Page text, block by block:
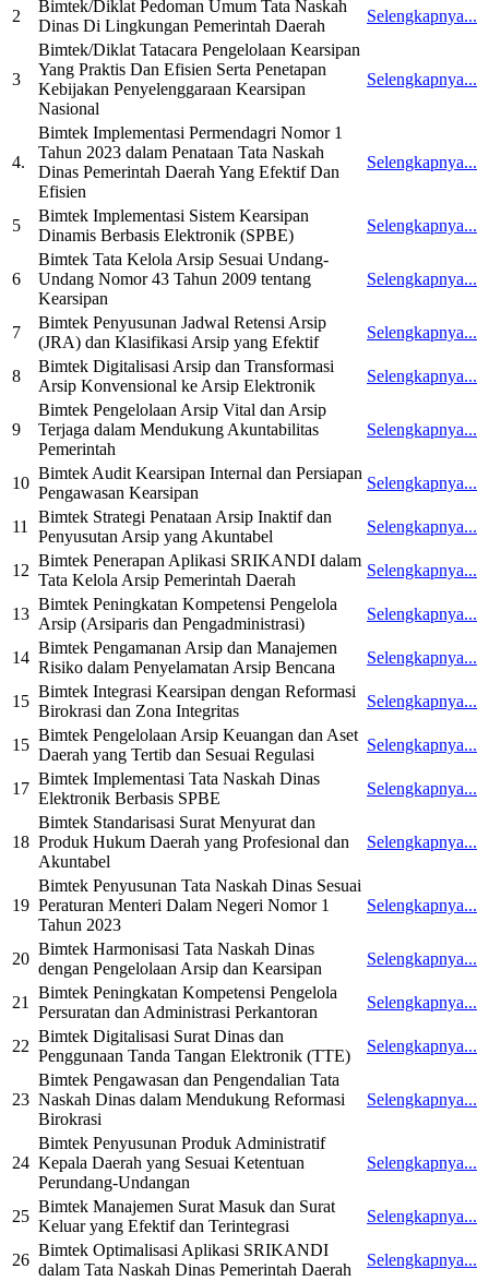
2
Bimtek/Diklat Pedoman Umum Tata Naskah
Dinas Di Lingkungan Pemerintah Daerah
Selengkapnya...
3
Bimtek/Diklat Tatacara Pengelolaan Kearsipan
Yang Praktis Dan Efisien Serta Penetapan
Kebijakan Penyelenggaraan Kearsipan
Nasional
Selengkapnya...
4.
Bimtek Implementasi Permendagri Nomor 1
Tahun 2023 dalam Penataan Tata Naskah
Dinas Pemerintah Daerah Yang Efektif Dan
Efisien
Selengkapnya...
5
Bimtek Implementasi Sistem Kearsipan
Dinamis Berbasis Elektronik (SPBE)
Selengkapnya...
6
Bimtek Tata Kelola Arsip Sesuai Undang-
Undang Nomor 43 Tahun 2009 tentang
Kearsipan
Selengkapnya...
7
Bimtek Penyusunan Jadwal Retensi Arsip
(JRA) dan Klasifikasi Arsip yang Efektif
Selengkapnya...
8
Bimtek Digitalisasi Arsip dan Transformasi
Arsip Konvensional ke Arsip Elektronik
Selengkapnya...
9
Bimtek Pengelolaan Arsip Vital dan Arsip
Terjaga dalam Mendukung Akuntabilitas
Pemerintah
Selengkapnya...
10
Bimtek Audit Kearsipan Internal dan Persiapan
Pengawasan Kearsipan
Selengkapnya...
11
Bimtek Strategi Penataan Arsip Inaktif dan
Penyusutan Arsip yang Akuntabel
Selengkapnya...
12
Bimtek Penerapan Aplikasi SRIKANDI dalam
Tata Kelola Arsip Pemerintah Daerah
Selengkapnya...
13
Bimtek Peningkatan Kompetensi Pengelola
Arsip (Arsiparis dan Pengadministrasi)
Selengkapnya...
14
Bimtek Pengamanan Arsip dan Manajemen
Risiko dalam Penyelamatan Arsip Bencana
Selengkapnya...
15
Bimtek Integrasi Kearsipan dengan Reformasi
Birokrasi dan Zona Integritas
Selengkapnya...
15
Bimtek Pengelolaan Arsip Keuangan dan Aset
Daerah yang Tertib dan Sesuai Regulasi
Selengkapnya...
17
Bimtek Implementasi Tata Naskah Dinas
Elektronik Berbasis SPBE
Selengkapnya...
18
Bimtek Standarisasi Surat Menyurat dan
Produk Hukum Daerah yang Profesional dan
Akuntabel
Selengkapnya...
19
Bimtek Penyusunan Tata Naskah Dinas Sesuai
Peraturan Menteri Dalam Negeri Nomor 1
Tahun 2023
Selengkapnya...
20
Bimtek Harmonisasi Tata Naskah Dinas
dengan Pengelolaan Arsip dan Kearsipan
Selengkapnya...
21
Bimtek Peningkatan Kompetensi Pengelola
Persuratan dan Administrasi Perkantoran
Selengkapnya...
22
Bimtek Digitalisasi Surat Dinas dan
Penggunaan Tanda Tangan Elektronik (TTE)
Selengkapnya...
23
Bimtek Pengawasan dan Pengendalian Tata
Naskah Dinas dalam Mendukung Reformasi
Birokrasi
Selengkapnya...
24
Bimtek Penyusunan Produk Administratif
Kepala Daerah yang Sesuai Ketentuan
Perundang-Undangan
Selengkapnya...
25
Bimtek Manajemen Surat Masuk dan Surat
Keluar yang Efektif dan Terintegrasi
Selengkapnya...
26
Bimtek Optimalisasi Aplikasi SRIKANDI
dalam Tata Naskah Dinas Pemerintah Daerah
Selengkapnya...